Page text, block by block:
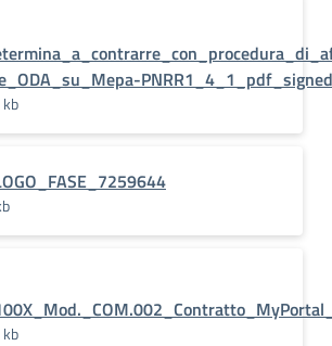
PNRR1_4_1_pdf_signed